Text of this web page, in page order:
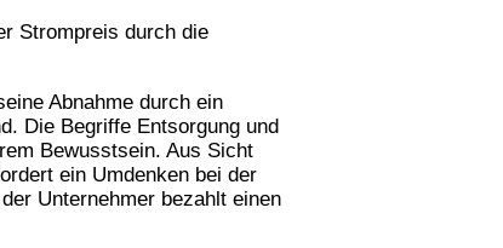
Strompreis durch die
Abnahme durch ein
Die Begriffe Entsorgung und
Bewusstsein. Aus Sicht
ein Umdenken bei der
Unternehmer bezahlt einen